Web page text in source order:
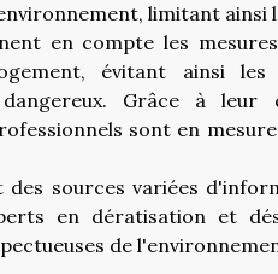
limitant ainsi
en compte les
évitant ainsi
Grâce à leur
sont en
des sources variées
en dératisation et
de